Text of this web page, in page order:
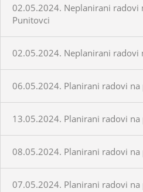
02.05.2024. Neplanirani radovi
Punitovci
02.05.2024. Neplanirani
06.05.2024. Planirani radovi
13.05.2024. Planirani radovi
08.05.2024. Planirani radovi
07.05.2024. Planirani radovi